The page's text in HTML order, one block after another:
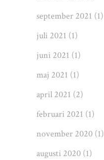
september 2021 (1)
juli 2021 (1)
juni 2021 (1)
maj 2021 (1)
april 2021 (2)
februari 2021 (1)
november 2020 (1)
augusti 2020 (1)